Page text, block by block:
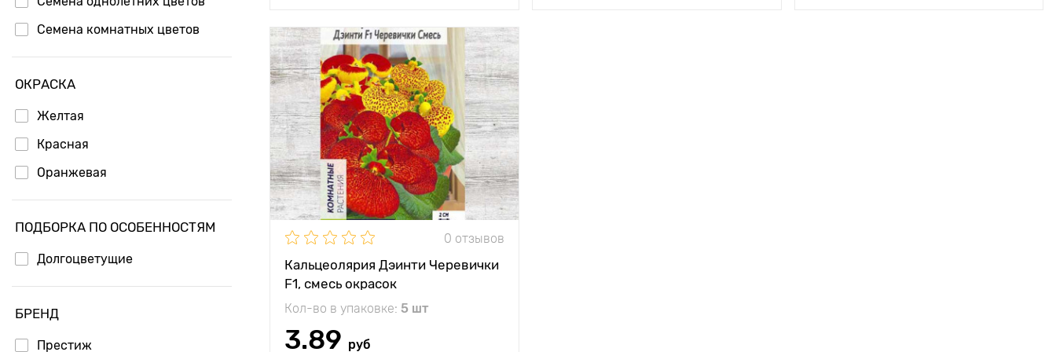
Семена комнатных цветов
ОКРАСКА
Желтая
Красная
Оранжевая
ПОДБОРКА ПО ОСОБЕННОСТЯМ
Долгоцветущие
БРЕНД
Престиж
0 отзывов
Кальцеолярия Дэинти Черевички
F1, смесь окрасок
Кол-во в упаковке: 5 шт
3.89 руб
Особенности
Изящный
«башмачок»
Высота растения 15 - 20 см
Растояние между
растениями
15 - 20 см
Местоположение
яркий рассеянный
свет
Морозостойкость однолетник